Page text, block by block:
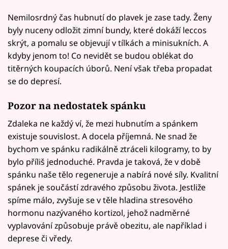
Nemilosrdný čas hubnutí do plavek je zase tady. Ženy
byly nuceny odložit zimní bundy, které dokáží leccos
skrýt, a pomalu se objevují v tílkách a minisukních. A
kdyby jenom to! Co nevidět se budou oblékat do
titěrných koupacích úborů. Není však třeba propadat
se do depresí.
Pozor na nedostatek spánku
Zdaleka ne každý ví, že mezi hubnutím a spánkem
existuje souvislost. A docela příjemná. Ne snad že
bychom ve spánku radikálně ztráceli kilogramy, to by
bylo příliš jednoduché. Pravda je taková, že v době
spánku naše tělo regeneruje a nabírá nové síly. Kvalitní
spánek je součástí zdravého způsobu života. Jestliže
spíme málo, zvyšuje se v těle hladina stresového
hormonu nazývaného kortizol, jehož nadměrné
vyplavování způsobuje právě obezitu, ale například i
deprese či vředy.